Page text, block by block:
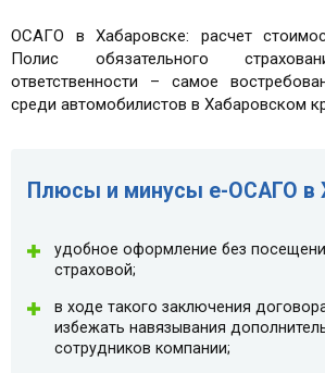
ОСАГО в Хабаровске: расчет
Полис обязательного
ответственности – самое
среди автомобилистов в Хабаровском
Плюсы и минусы e-ОСАГО в
удобное оформление без
страховой;
в ходе такого заключения
избежать навязывания
сотрудников компании;